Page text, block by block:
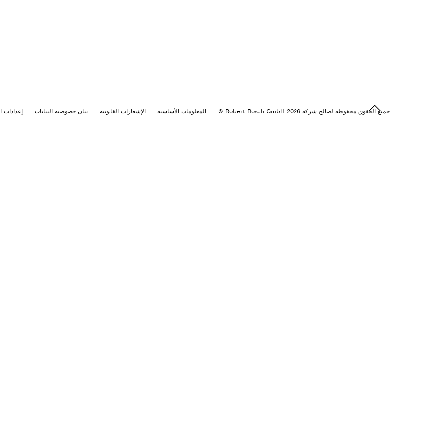
المعلومات الأساسية الإشعارات القانونية بيان خصوصية البيانات إعدادات جميع الحقوق محفوظة لصالح شركة 2026 ‎© Robert Bosch GmbH